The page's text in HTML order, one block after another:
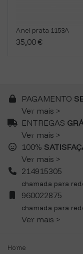
Anel prata 1153A
35,00 €
PAGAMENTO
Ver mais >
ENTREGAS
Ver mais >
100%
Ver mais >
214915305
chamada para
960022875
chamada para
Ver mais >
Home